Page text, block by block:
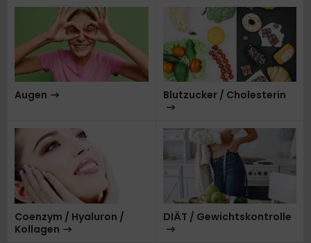
Augen Blutzucker / Cholesterin
Coenzym / Hyaluron /
Kollagen
DIÄT / Gewichtskontrolle